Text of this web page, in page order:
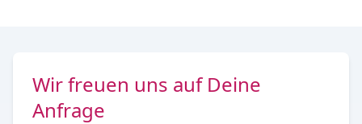
Wir freuen uns auf Deine
Anfrage